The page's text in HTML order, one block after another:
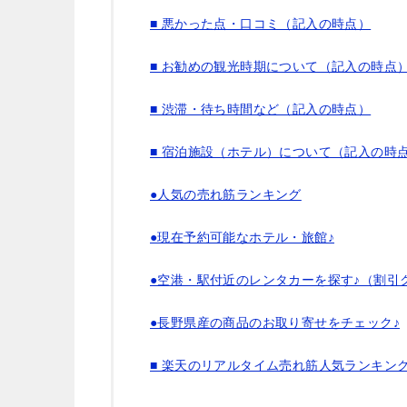
■ 悪かった点・口コミ（記入の時点）
■ お勧めの観光時期について（記入の時点）
■ 渋滞・待ち時間など（記入の時点）
■ 宿泊施設（ホテル）について（記入の時点
●人気の売れ筋ランキング
●現在予約可能なホテル・旅館♪
●空港・駅付近のレンタカーを探す♪（割引
●長野県産の商品のお取り寄せをチェック♪
■ 楽天のリアルタイム売れ筋人気ランキン